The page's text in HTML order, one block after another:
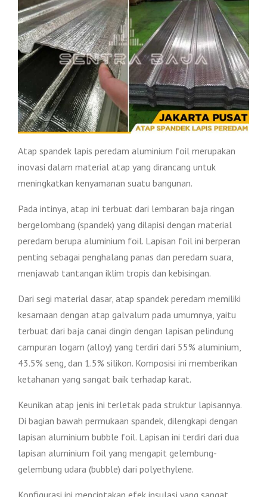
Atap spandek lapis peredam aluminium foil merupakan
inovasi dalam material atap yang dirancang untuk
meningkatkan kenyamanan suatu bangunan.
Pada intinya, atap ini terbuat dari lembaran baja ringan
bergelombang (spandek) yang dilapisi dengan material
peredam berupa aluminium foil. Lapisan foil ini berperan
penting sebagai penghalang panas dan peredam suara,
menjawab tantangan iklim tropis dan kebisingan.
Dari segi material dasar, atap spandek peredam memiliki
kesamaan dengan atap galvalum pada umumnya, yaitu
terbuat dari baja canai dingin dengan lapisan pelindung
campuran logam (alloy) yang terdiri dari 55% aluminium,
43.5% seng, dan 1.5% silikon. Komposisi ini memberikan
ketahanan yang sangat baik terhadap karat.
Keunikan atap jenis ini terletak pada struktur lapisannya.
Di bagian bawah permukaan spandek, dilengkapi dengan
lapisan aluminium bubble foil. Lapisan ini terdiri dari dua
lapisan aluminium foil yang mengapit gelembung-
gelembung udara (bubble) dari polyethylene.